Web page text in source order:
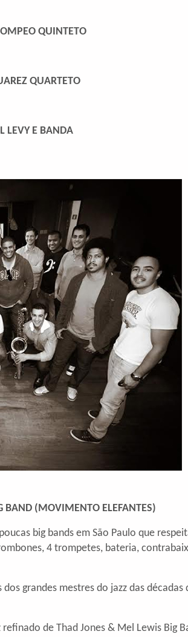
QUINTETO
QUARTETO
LEVY E BANDA
BAND (MOVIMENTO ELEFANTES)
big bands em São Paulo que
4 trompetes, bateria,
grandes mestres do jazz das décadas
de Thad Jones & Mel Lewis Big